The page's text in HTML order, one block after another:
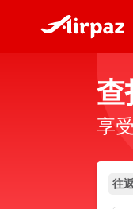
查
享
往返